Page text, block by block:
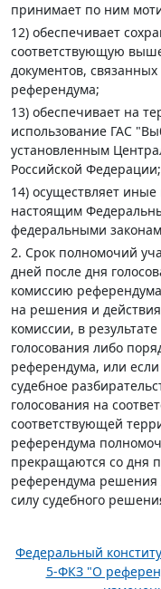
принимает по ним
12) обеспечивает
соответствующую
документов,
референдума;
13) обеспечивает на
использование ГАС
установленным
Российской Федерации;
14) осуществляет
настоящим
федеральными
2. Срок полномочий
дней после дня
комиссию
на решения и
комиссии, в
голосования либо
референдума, или
судебное
голосования на
соответствующей
референдума
прекращаются со дня
референдума решения
силу судебного
Федеральный
5-ФКЗ "О